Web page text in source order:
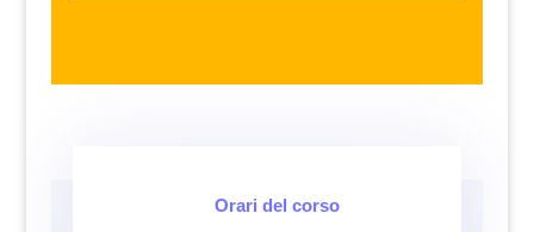
Orari del corso